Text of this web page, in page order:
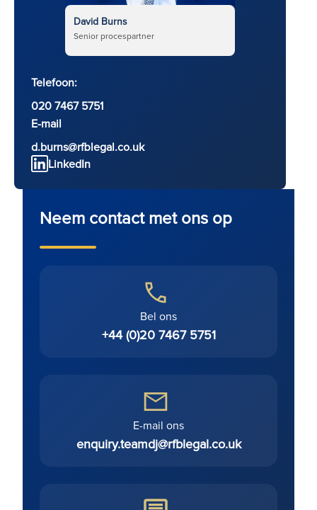
David Burns
Senior procespartner
Telefoon:
020 7467 5751
E-mail
d.burns@rfblegal.co.uk
LinkedIn
Neem contact met ons op
Bel ons
+44 (0)20 7467 5751
E-mail ons
enquiry.teamdj@rfblegal.co.uk